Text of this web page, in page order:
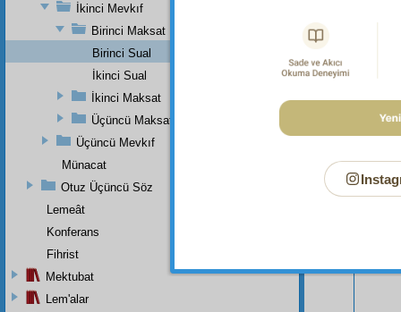
İkinci Mevkıf
Birinci Maksat
Birinci Sual
İkinci Sual
İkinci Maksat
Üçüncü Maksat
Üçüncü Mevkıf
Münacat
Otuz Üçüncü Söz
Lemeât
Konferans
Fihrist
Mektubat
Lem'alar